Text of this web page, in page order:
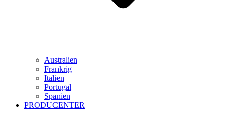
Australien
Frankrig
Italien
Portugal
Spanien
PRODUCENTER